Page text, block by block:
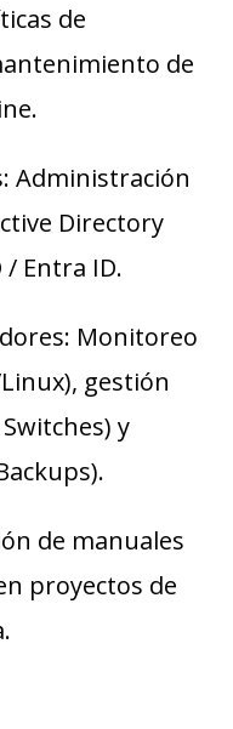
de
de
Administración
Directory
/ Entra ID.
Monitoreo
gestión
y
de manuales
proyectos de